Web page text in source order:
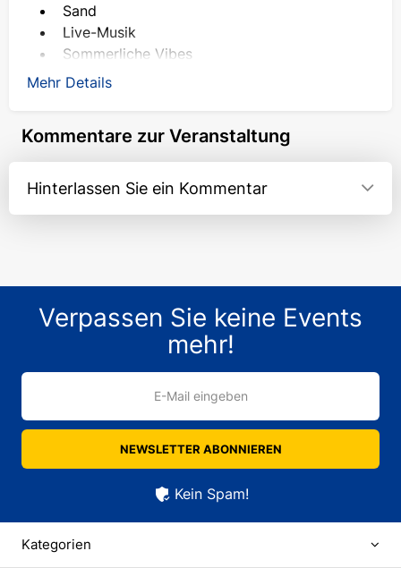
Sand
Live-Musik
Sommerliche Vibes
Am 29. August könnt ihr in Gifhorn eine echte
Strand
Live-Musik & DJs
Sommerliche Cocktails & Strandbar
Auf der Bühne:
Sweta
Gabriel
Kristina Jung
Nadja Maximum
Mehr Details
Kommentare zur Veranstaltung
Hinterlassen Sie ein Kommentar
Verpassen Sie keine Events
mehr!
E-Mail eingeben
NEWSLETTER ABONNIEREN
Kein Spam!
Kategorien